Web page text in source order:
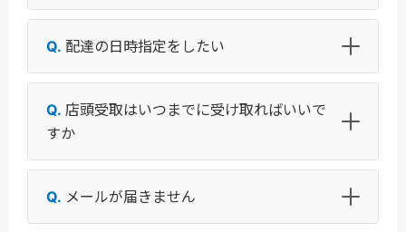
配達の日時指定をしたい
店頭受取はいつまでに受け取ればいいで
すか
メールが届きません